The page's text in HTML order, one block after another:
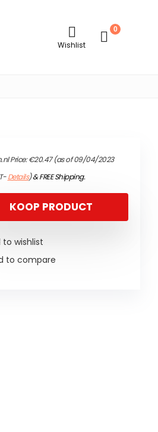
Wishlist
0
Price:€20.47(as of 09/04/2023
Details)&FREE Shipping.
KOOP PRODUCT
to wishlist
to compare